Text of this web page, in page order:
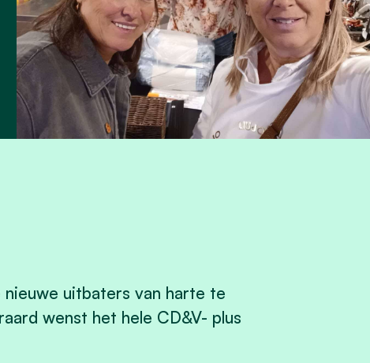
uitbaters van harte te
wenst het hele CD&V- plus